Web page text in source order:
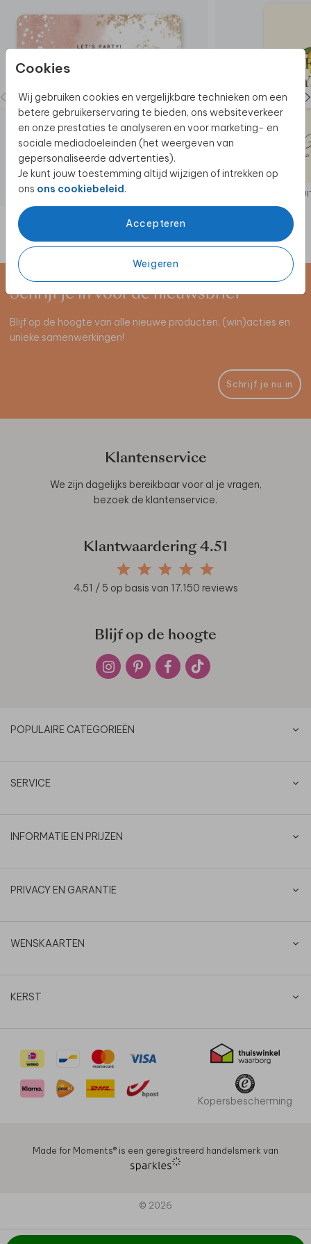
Cookies
Wij gebruiken cookies en vergelijkbare technieken om een
betere gebruikerservaring te bieden, ons websiteverkeer
en onze prestaties te analyseren en voor marketing- en
sociale mediadoeleinden (het weergeven van
gepersonaliseerde advertenties).
Je kunt jouw toestemming altijd wijzigen of intrekken op
ons ons cookiebeleid.
Accepteren
Weigeren
Schrijf je in voor de nieuwsbrief
Blijf op de hoogte van alle nieuwe producten, (win)acties en
unieke samenwerkingen!
Schrijf je nu in
Klantenservice
We zijn dagelijks bereikbaar voor al je vragen,
bezoek de klantenservice.
Klantwaardering 4.51
4.51 / 5 op basis van 17.150 reviews
Blijf op de hoogte
POPULAIRE CATEGORIEËN
SERVICE
INFORMATIE EN PRIJZEN
PRIVACY EN GARANTIE
WENSKAARTEN
KERST
Kopersbescherming
Made for Moments®️ is een geregistreerd handelsmerk van
© 2026